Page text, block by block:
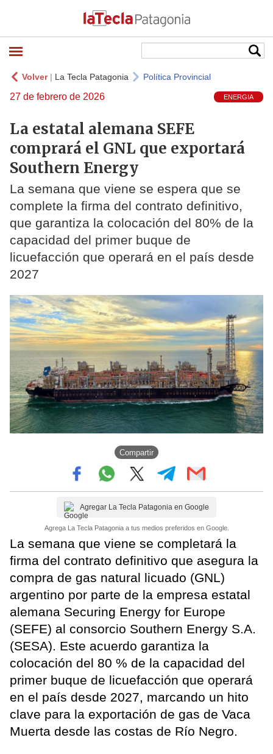
Volver| La Tecla Patagonia Política Provincial
27 de febrero de 2026 ENERGIA
La estatal alemana SEFE
comprará el GNL que exportará
Southern Energy
La semana que viene se espera que se
complete la firma del contrato definitivo,
que garantiza la colocación del 80% de la
capacidad del primer buque de
licuefacción que operará en el país desde
2027
Compartir
Agregar La Tecla Patagonia en Google
Agrega La Tecla Patagonia a tus medios preferidos en Google.
La semana que viene se completará la
firma del contrato definitivo que asegura la
compra de gas natural licuado (GNL)
argentino por parte de la empresa estatal
alemana Securing Energy for Europe
(SEFE) al consorcio Southern Energy S.A.
(SESA). Este acuerdo garantiza la
colocación del 80 % de la capacidad del
primer buque de licuefacción que operará
en el país desde 2027, marcando un hito
clave para la exportación de gas de Vaca
Muerta desde las costas de Río Negro.